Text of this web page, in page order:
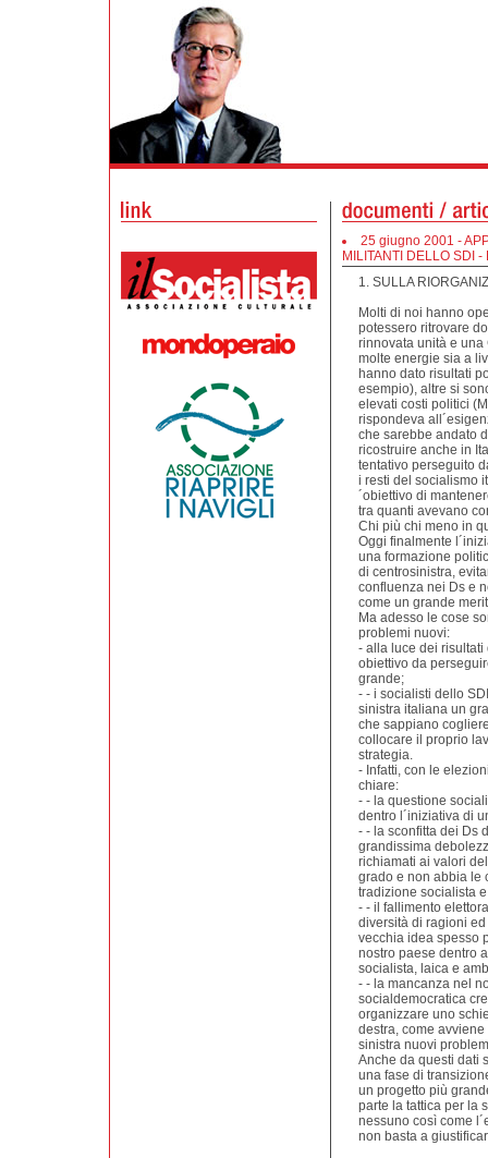
25 giugno 2001 -
MILITANTI DELLO SDI
1. SULLA
Molti di noi hanno
potessero ritrovare
rinnovata unità e una
molte energie sia a
hanno dato risultati
esempio), altre si
elevati costi politici
rispondeva
che sarebbe andato
ricostruire anche in
tentativo perseguito
i resti del socialismo
´obiettivo di
tra quanti avevano
Chi più chi meno in
Oggi finalmente
una formazione
di centrosinistra,
confluenza nei Ds e
come un grande
Ma adesso le cose
problemi nuovi:
- alla luce dei risultati
obiettivo da
grande;
- - i socialisti dello
sinistra italiana un
che sappiano
collocare il proprio
strategia.
- Infatti, con le
chiare:
- - la questione
dentro l´iniziativa di
- - la sconfitta dei Ds
grandissima
richiamati ai valori
grado e non abbia le
tradizione socialista
- - il fallimento
diversità di ragioni
vecchia idea spesso
nostro paese dentro
socialista, laica e
- - la mancanza nel
socialdemocratica
organizzare uno
destra, come
sinistra nuovi
Anche da questi dati
una fase di
un progetto più
parte la tattica per la
nessuno così come
non basta a